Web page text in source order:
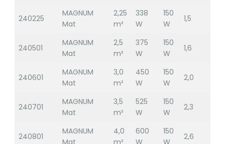
240225
MAGNUM
Mat
2,25
m²
338
W
150
W
1,5
240501
MAGNUM
Mat
2,5
m²
375
W
150
W
1,6
240601
MAGNUM
Mat
3,0
m²
450
W
150
W
2,0
240701
MAGNUM
Mat
3,5
m²
525
W
150
W
2,3
240801
MAGNUM
Mat
4,0
m²
600
W
150
W
2,6